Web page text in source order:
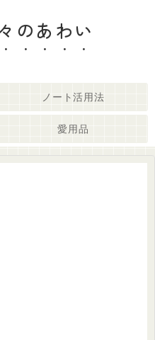
のあわい
ノート活用法
愛用品